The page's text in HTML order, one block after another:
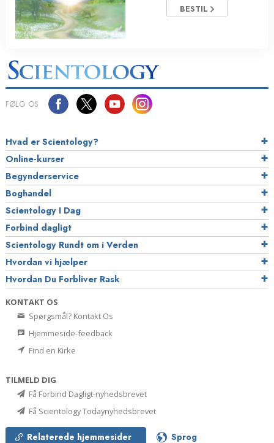
BESTIL
FØLG OS
Hvad er Scientology?
Online-kurser
Begynderservice
Boghandel
Scientology I Dag
Forbind dagligt
Scientology Rundt om i Verden
Hvordan vi hjælper
Hvordan Du Forbliver Rask
KONTAKT OS
Spørgsmål? Kontakt Os
Hjemmeside-feedback
Find en Kirke
TILMELD DIG
Få Forbind Dagligt-nyhedsbrevet
Få Scientology Todaynyhedsbrevet
Relaterede hjemmesider Sprog